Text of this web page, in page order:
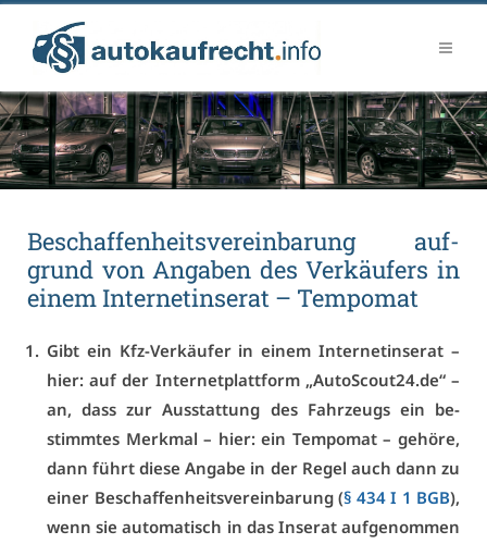
Be­schaf­fen­heits­ver­ein­ba­rung auf­
grund von An­ga­ben des Ver­käu­fers in
ei­nem In­ter­net­in­se­rat – Tem­po­mat
Gibt ein Kfz-Ver­käu­fer in ei­nem In­ter­net­in­se­rat –
hier: auf der In­ter­net­platt­form „AutoScout24.​de“ –
an, dass zur Aus­stat­tung des Fahr­zeugs ein be­
stimm­tes Merk­mal – hier: ein Tem­po­mat – ge­hö­re,
dann führt die­se An­ga­be in der Re­gel auch dann zu
ei­ner Be­schaf­fen­heits­ver­ein­ba­rung (§ 434 I 1 BGB),
wenn sie au­to­ma­tisch in das In­se­rat auf­ge­nom­men